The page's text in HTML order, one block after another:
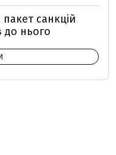
санкцій
до нього